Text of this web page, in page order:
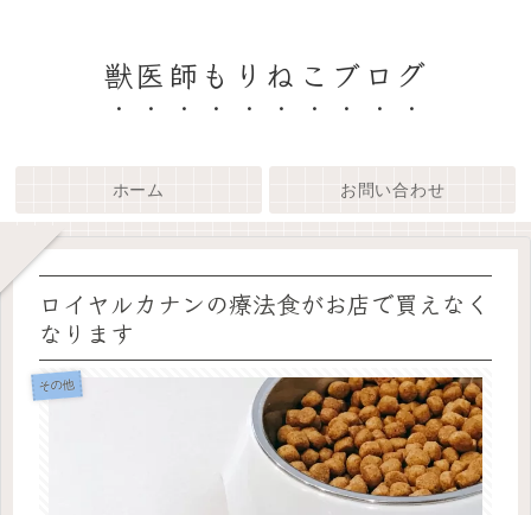
獣医師もりねこブログ
ホーム お問い合わせ
ロイヤルカナンの療法食がお店で買えなく
なります
その他